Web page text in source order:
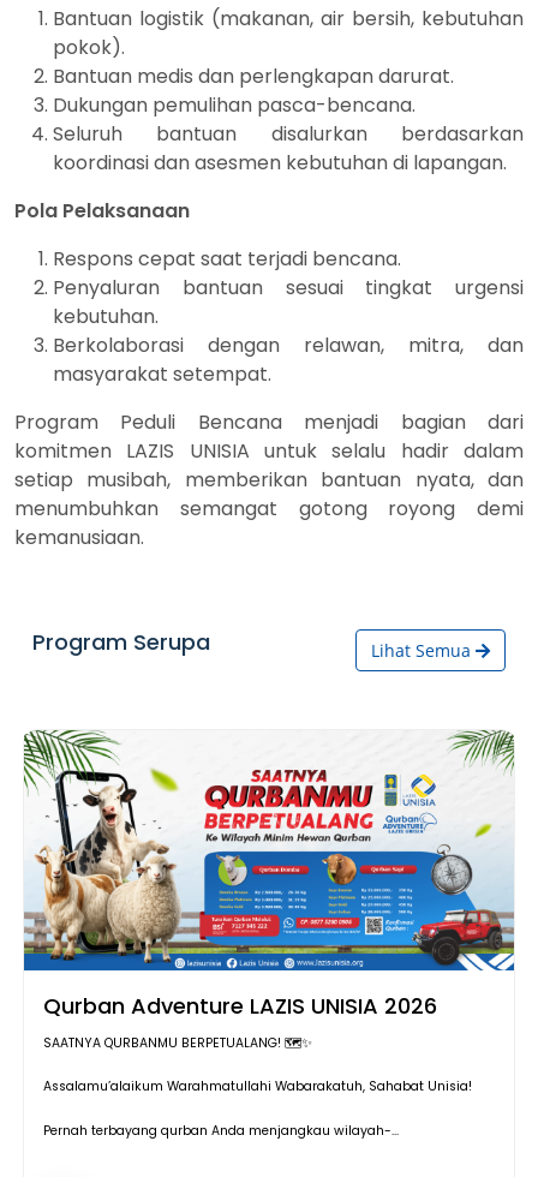
Bantuan logistik (makanan, air bersih, kebutuhan
pokok).
Bantuan medis dan perlengkapan darurat.
Dukungan pemulihan pasca-bencana.
Seluruh bantuan disalurkan berdasarkan
koordinasi dan asesmen kebutuhan di lapangan.
Pola Pelaksanaan
Respons cepat saat terjadi bencana.
Penyaluran bantuan sesuai tingkat urgensi
kebutuhan.
Berkolaborasi dengan relawan, mitra, dan
masyarakat setempat.
Program Peduli Bencana menjadi bagian dari
komitmen LAZIS UNISIA untuk selalu hadir dalam
setiap musibah, memberikan bantuan nyata, dan
menumbuhkan semangat gotong royong demi
kemanusiaan.
Program Serupa Lihat Semua
Qurban Adventure LAZIS UNISIA 2026
SAATNYA QURBANMU BERPETUALANG! 🗺️✨
Assalamu’alaikum Warahmatullahi Wabarakatuh, Sahabat Unisia!
Pernah terbayang qurban Anda menjangkau wilayah-...